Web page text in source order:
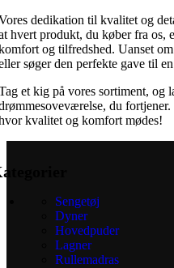
dedikation til kvalitet og
hvert produkt, du køber fra os,
og tilfredshed. Uanset
søger den perfekte gave til
et kig på vores sortiment, og
du
kvalitet og komfort mødes!
Sengetøj
Dyner
Hovedpuder
Lagner
Rullemadras